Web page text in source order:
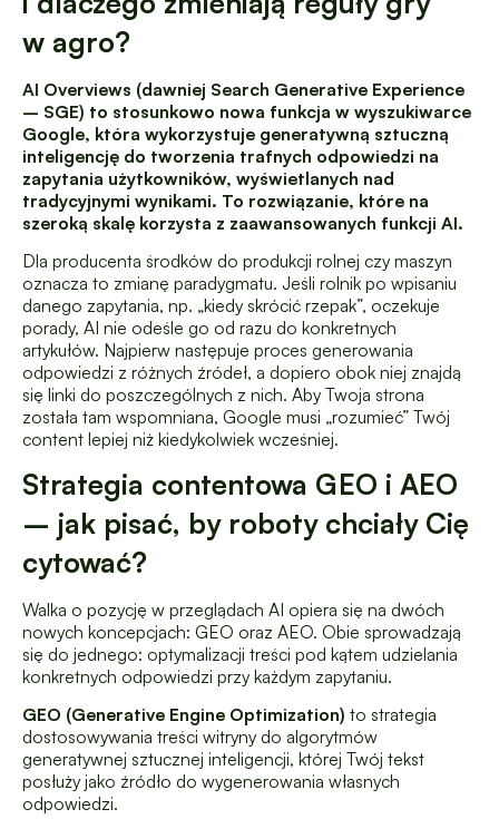
w agro?
AI Overviews (dawniej Search Generative Experience
– SGE) to stosunkowo nowa funkcja w wyszukiwarce
Google, która wykorzystuje generatywną sztuczną
inteligencję do tworzenia trafnych odpowiedzi na
zapytania użytkowników, wyświetlanych nad
tradycyjnymi wynikami. To rozwiązanie, które na
szeroką skalę korzysta z zaawansowanych funkcji AI.
Dla producenta środków do produkcji rolnej czy maszyn
oznacza to zmianę paradygmatu. Jeśli rolnik po wpisaniu
danego zapytania, np. „kiedy skrócić rzepak”, oczekuje
porady, AI nie odeśle go od razu do konkretnych
artykułów. Najpierw następuje proces generowania
odpowiedzi z różnych źródeł, a dopiero obok niej znajdą
się linki do poszczególnych z nich. Aby Twoja strona
została tam wspomniana, Google musi „rozumieć” Twój
content lepiej niż kiedykolwiek wcześniej.
Strategia contentowa GEO i AEO
– jak pisać, by roboty chciały Cię
cytować?
Walka o pozycję w przeglądach AI opiera się na dwóch
nowych koncepcjach: GEO oraz AEO. Obie sprowadzają
się do jednego: optymalizacji treści pod kątem udzielania
konkretnych odpowiedzi przy każdym zapytaniu.
GEO (Generative Engine Optimization) to strategia
dostosowywania treści witryny do algorytmów
generatywnej sztucznej inteligencji, której Twój tekst
posłuży jako źródło do wygenerowania własnych
odpowiedzi.